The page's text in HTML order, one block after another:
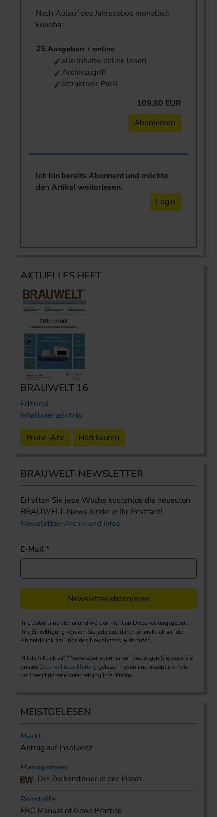
Nach Ablauf des Jahresabos monatlich
kündbar.
25 Ausgaben + online
alle Inhalte online lesen
Archivzugriff
attraktiver Preis
109,80 EUR
Abonnieren
Ich bin bereits Abonnent und möchte
den Artikel weiterlesen.
Login
AKTUELLES HEFT
BRAUWELT 16
Editorial
Inhaltsverzeichnis
Probe-Abo Heft kaufen
BRAUWELT-NEWSLETTER
Erhalten Sie jede Woche kostenlos die neuesten
BRAUWELT-News direkt in Ihr Postfach!
Newsletter-Archiv und Infos
E-Mail
Newsletter abonnieren
Ihre Daten sind sicher und werden nicht an Dritte weitergegeben.
Ihre Einwilligung können Sie jederzeit durch einen Klick auf den
Abmeldelink am Ende des Newsletters widerrufen.
Mit dem Klick auf "Newsletter abonnieren" bestätigen Sie, dass Sie
unsere Datenschutzerklärung gelesen haben und akzeptieren die
dort beschriebene Verarbeitung Ihrer Daten.
MEISTGELESEN
Markt
Antrag auf Insolvenz
Management
Die Zuckersteuer in der Praxis
Rohstoffe
EBC Manual of Good Practice